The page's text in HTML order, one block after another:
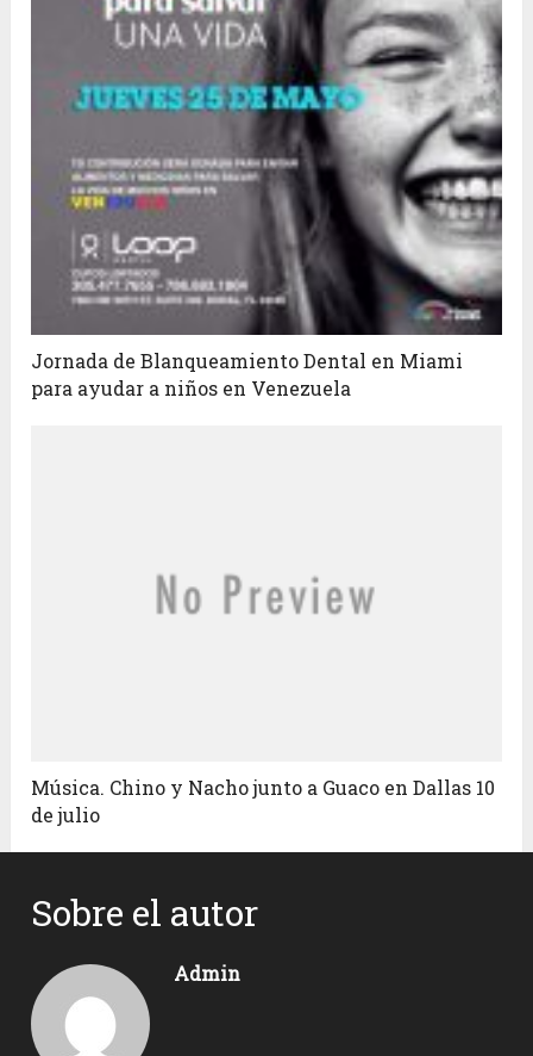
Jornada de Blanqueamiento Dental en Miami
para ayudar a niños en Venezuela
Música. Chino y Nacho junto a Guaco en Dallas 10
de julio
Sobre el autor
Admin